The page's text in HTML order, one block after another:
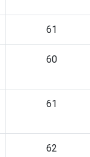
61
60
61
62